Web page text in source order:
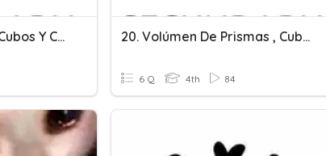
8. Área, De Prismas, Cubos Y Conos 20. Volúmen De Prismas , Cubos Y Conos
6 Q 4th 84